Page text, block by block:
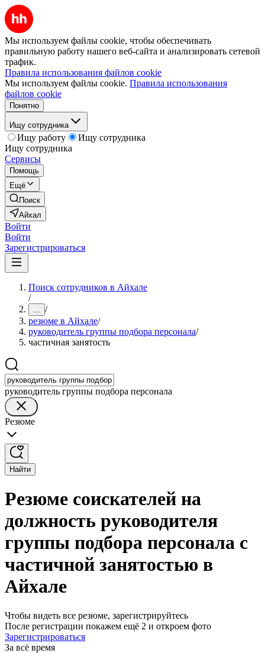
Мы используем файлы cookie, чтобы обеспечивать
правильную работу нашего веб-сайта и анализировать сетевой
трафик.
Правила использования файлов cookie
Мы используем файлы cookie. Правила использования
файлов cookie
Понятно
Ищу сотрудника
Ищу работу
Ищу сотрудника
Ищу сотрудника
Сервисы
Помощь
Ещё
Поиск
Айхал
Войти
Войти
Зарегистрироваться
Поиск сотрудников в Айхале
/
... /
резюме в Айхале/
руководитель группы подбора персонала/
частичная занятость
руководитель группы подбора персонала
Резюме
Найти
Резюме соискателей на
должность руководителя
группы подбора персонала с
частичной занятостью в
Айхале
Чтобы видеть все резюме, зарегистрируйтесь
После регистрации покажем ещё 2 и откроем фото
Зарегистрироваться
За всё время